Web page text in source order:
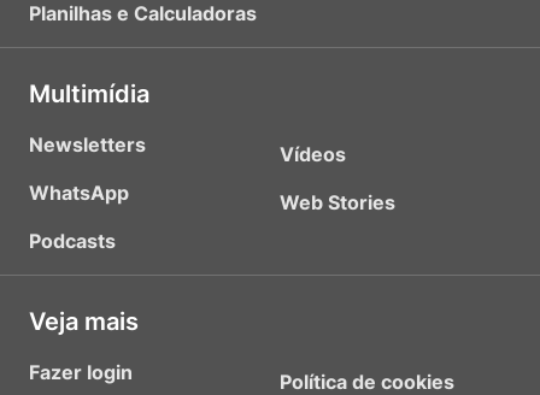
Planilhas e Calculadoras
Multimídia
Newsletters
WhatsApp
Podcasts
Vídeos
Web Stories
Veja mais
Fazer login
Política de cookies